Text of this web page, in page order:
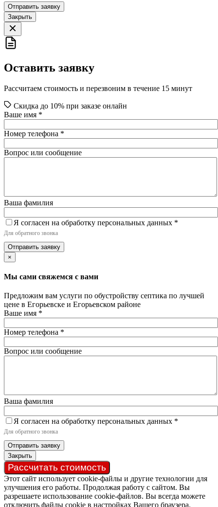
Отправить заявку
Закрыть
Оставить заявку
Рассчитаем стоимость и перезвоним в течение 15 минут
Скидка до 10% при заказе онлайн
Ваше имя *
Номер телефона *
Вопрос или сообщение
Ваша фамилия
Я согласен на обработку персональных данных *
Для обратного звонка
Отправить заявку
×
Мы сами свяжемся с вами
Предложим вам услуги по обустройству септика по лучшей
цене в Егорьевске и Егорьевском районе
Ваше имя *
Номер телефона *
Вопрос или сообщение
Ваша фамилия
Я согласен на обработку персональных данных *
Для обратного звонка
Отправить заявку
Закрыть
Рассчитать стоимость
Этот сайт использует cookie-файлы и другие технологии для
улучшения его работы. Продолжая работу с сайтом. Вы
разрешаете использование cookie-файлов. Вы всегда можете
отключить файлы cookie в настройках Вашего браузера.